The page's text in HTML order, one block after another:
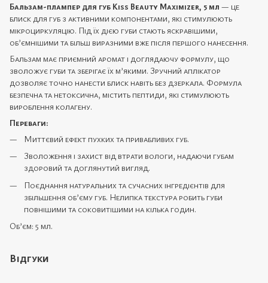
Бальзам-плампер для губ Kiss Beauty Maximizer, 5 мл — це
блиск для губ з активними компонентами, які стимулюють
мікроциркуляцію. Під їх дією губи стають яскравішими,
об’ємнішими та більш виразними вже після першого нанесення.
Бальзам має приємний аромат і доглядаючу формулу, що
зволожує губи та зберігає їх м’якими. Зручний аплікатор
дозволяє точно нанести блиск навіть без дзеркала. Формула
безпечна та нетоксична, містить пептиди, які стимулюють
вироблення колагену.
Переваги:
Миттєвий ефект пухких та привабливих губ.
Зволоження і захист від втрати вологи, надаючи губам
здоровий та доглянутий вигляд.
Поєднання натуральних та сучасних інгредієнтів для
збільшення об’єму губ. Нелипка текстура робить губи
повнішими та соковитішими на кілька годин.
Об’єм: 5 мл.
Відгуки